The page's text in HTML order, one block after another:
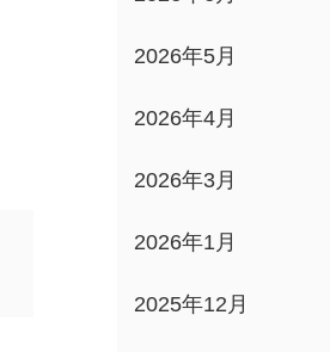
2026年5月
2026年4月
2026年3月
2026年1月
2025年12月